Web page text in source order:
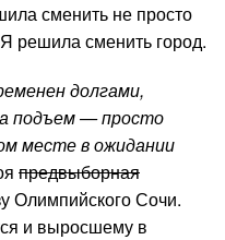
сменить не просто
решила сменить город.
долгами,
подъем — просто
месте в ожидании
предвыборная
Олимпийского Сочи.
и выросшему в